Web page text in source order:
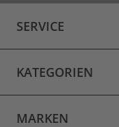
SERVICE
KATEGORIEN
MARKEN